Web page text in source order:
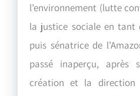
l’environnement (lutte
la justice sociale en tant
puis sénatrice de
passé inaperçu,
création et la direction